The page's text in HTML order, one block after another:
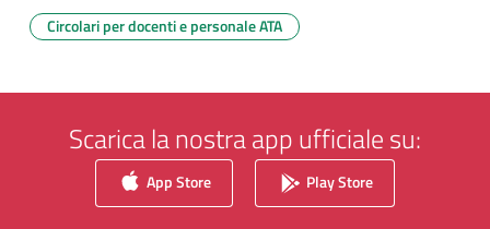
Circolari per docenti e personale ATA
Scarica la nostra app ufficiale su:
App Store Play Store